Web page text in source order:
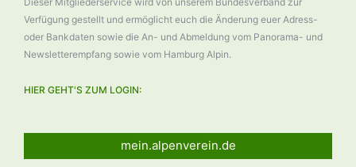
Verfügung gestellt und ermöglicht euch die Änderung euer Adress-
oder Bankdaten sowie die An- und Abmeldung vom Panorama- und
Newsletterempfang sowie vom Hamburg Alpin.
HIER GEHT'S ZUM LOGIN:
mein.alpenverein.de